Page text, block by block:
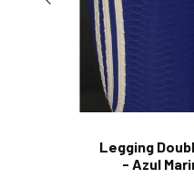
Legging
- Azul